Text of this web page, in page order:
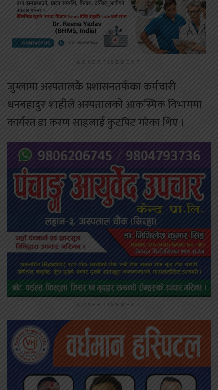
ADVERTISEMENT
जुम्लामा अस्पतालकै प्रशासनतर्फका कर्मचारी
धनबहादुर शाहीले अस्पतालको आकस्मिक विभागमा
कार्यरत डा करण साहलाई कुटपिट गरेका थिए ।
ADVERTISEMENT